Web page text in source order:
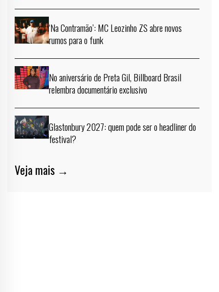
‘Na Contramão’: MC Leozinho ZS abre novos
rumos para o funk
No aniversário de Preta Gil, Billboard Brasil
relembra documentário exclusivo
Glastonbury 2027: quem pode ser o headliner do
festival?
Veja mais →